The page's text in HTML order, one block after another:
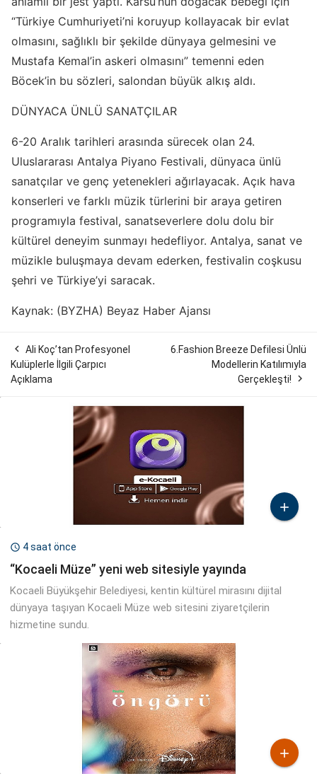
“Türkiye Cumhuriyeti’ni koruyup kollayacak bir evlat
olmasını, sağlıklı bir şekilde dünyaya gelmesini ve
Mustafa Kemal’in askeri olmasını” temenni eden
Böcek’in bu sözleri, salondan büyük alkış aldı.
DÜNYACA ÜNLÜ SANATÇILAR
6-20 Aralık tarihleri arasında sürecek olan 24.
Uluslararası Antalya Piyano Festivali, dünyaca ünlü
sanatçılar ve genç yetenekleri ağırlayacak. Açık hava
konserleri ve farklı müzik türlerini bir araya getiren
programıyla festival, sanatseverlere dolu dolu bir
kültürel deneyim sunmayı hedefliyor. Antalya, sanat ve
müzikle buluşmaya devam ederken, festivalin coşkusu
şehri ve Türkiye’yi saracak.
Kaynak: (BYZHA) Beyaz Haber Ajansı
 Ali Koç’tan Profesyonel
Kulüplerle İlgili Çarpıcı
Açıklama
6.Fashion Breeze Defilesi Ünlü
Modellerin Katılımıyla
Gerçekleşti!


 4 saat önce
“Kocaeli Müze” yeni web sitesiyle yayında
Kocaeli Büyükşehir Belediyesi, kentin kültürel mirasını dijital
dünyaya taşıyan Kocaeli Müze web sitesini ziyaretçilerin
hizmetine sundu.
